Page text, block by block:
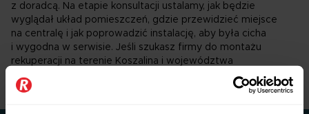
z doradcą. Na etapie konsultacji ustalamy, jak będzie
wyglądał układ pomieszczeń, gdzie przewidzieć miejsce
na centralę i jak poprowadzić instalację, aby była cicha
i wygodna w serwisie. Jeśli szukasz firmy do montażu
rekuperacji na terenie Koszalina i województwa
zachodniopomorskiego, jesteś w dobrym miejscu.